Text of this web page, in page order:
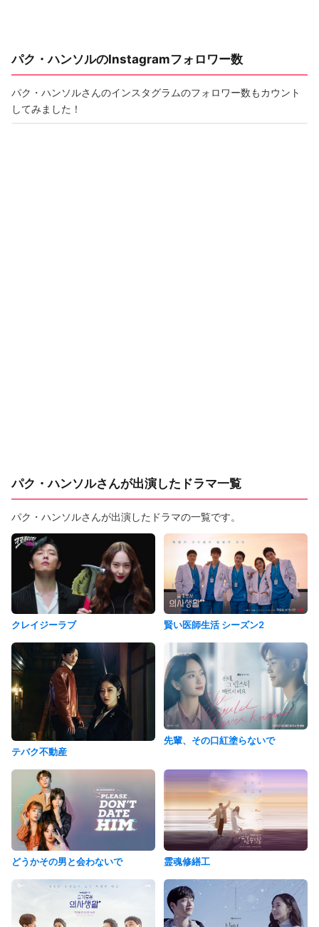
パク・ハンソルのInstagramフォロワー数
パク・ハンソルさんのインスタグラムのフォロワー数もカウント
してみました！
パク・ハンソルさんが出演したドラマ一覧
パク・ハンソルさんが出演したドラマの一覧です。
クレイジーラブ 賢い医師生活 シーズン2
テバク不動産
先輩、その口紅塗らないで
どうかその男と会わないで 霊魂修繕工